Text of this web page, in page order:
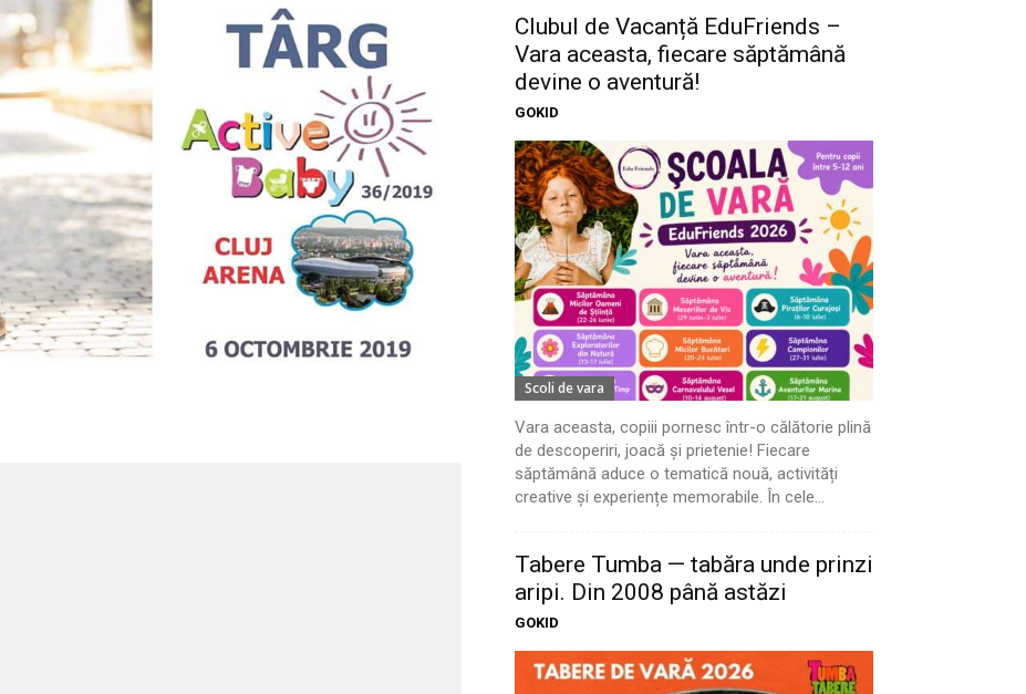
Clubul de Vacanță EduFriends –
Vara aceasta, fiecare săptămână
devine o aventură!
GOKID
Scoli de vara
Vara aceasta, copiii pornesc într-o călătorie plină
de descoperiri, joacă și prietenie! Fiecare
săptămână aduce o tematică nouă, activități
creative și experiențe memorabile. În cele...
Tabere Tumba — tabăra unde prinzi
aripi. Din 2008 până astăzi
GOKID